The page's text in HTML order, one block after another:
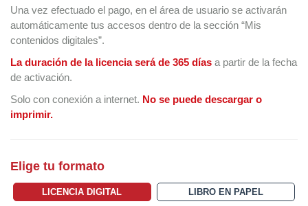
Una vez efectuado el pago, en el área de usuario se activarán
automáticamente tus accesos dentro de la sección “Mis
contenidos digitales”.
La duración de la licencia será de 365 días a partir de la fecha
de activación.
Solo con conexión a internet. No se puede descargar o
imprimir.
Elige tu formato
LICENCIA DIGITAL LIBRO EN PAPEL